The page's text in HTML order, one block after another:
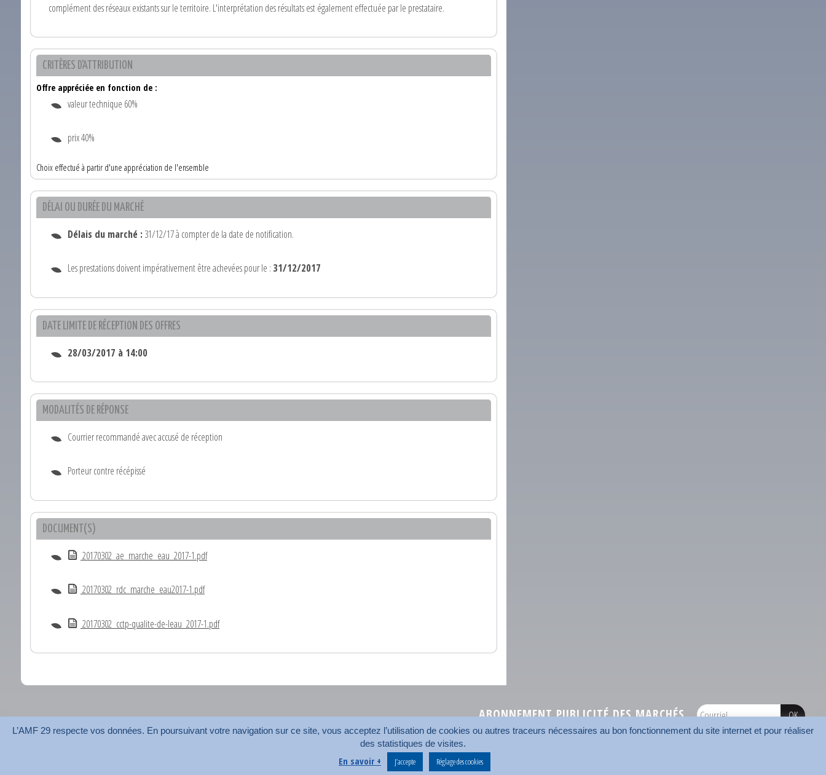
complément des réseaux existants sur le territoire. L'interprétation des résultats est également effectuée par le prestataire.
CRITÈRES D'ATTRIBUTION
Offre appréciée en fonction de :
valeur technique 60%
prix 40%
Choix effectué à partir d'une appréciation de l'ensemble
DÉLAI OU DURÉE DU MARCHÉ
Délais du marché : 31/12/17 à compter de la date de notification.
Les prestations doivent impérativement être achevées pour le : 31/12/2017
DATE LIMITE DE RÉCEPTION DES OFFRES
28/03/2017 à 14:00
MODALITÉS DE RÉPONSE
Courrier recommandé avec accusé de réception
Porteur contre récépissé
DOCUMENT(S)
20170302_ae_marche_eau_2017-1.pdf
20170302_rdc_marche_eau2017-1.pdf
20170302_cctp-qualite-de-leau_2017-1.pdf
ABONNEMENT PUBLICITÉ DES MARCHÉS
Plan du site
L’AMF 29 respecte vos données. En poursuivant votre navigation sur ce site, vous acceptez l’utilisation de cookies ou autres traceurs nécessaires au bon fonctionnement du site internet et pour réaliser
des statistiques de visites.
En savoir + J’accepte Réglage des cookies